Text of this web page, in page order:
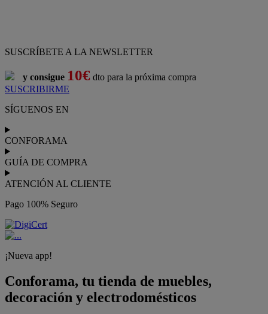
SUSCRÍBETE A LA NEWSLETTER
y consigue 10€ dto para la próxima compra
SUSCRIBIRME
SÍGUENOS EN
CONFORAMA
GUÍA DE COMPRA
ATENCIÓN AL CLIENTE
Pago 100% Seguro
¡Nueva app!
Conforama, tu tienda de muebles,
decoración y electrodomésticos